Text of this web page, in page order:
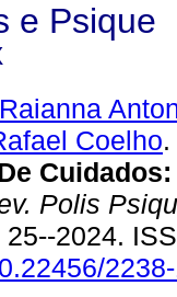
e Psique
Coelho.
Polis
2024.